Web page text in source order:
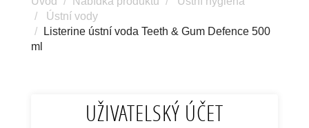
Ústní vody
Listerine ústní voda Teeth & Gum Defence 500
ml
UŽIVATELSKÝ ÚČET